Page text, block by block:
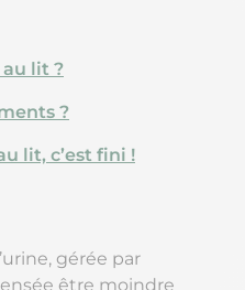
lit ?
?
lit, c’est fini !
gérée par
être moindre